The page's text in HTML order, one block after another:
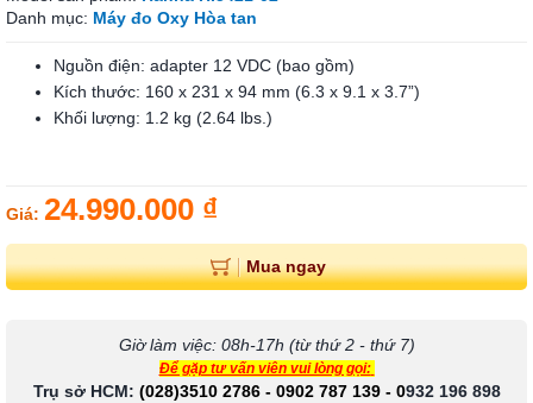
Danh mục: Máy đo Oxy Hòa tan
Nguồn điện: adapter 12 VDC (bao gồm)
Kích thước: 160 x 231 x 94 mm (6.3 x 9.1 x 3.7”)
Khối lượng: 1.2 kg (2.64 lbs.)
Giá: 24.990.000 ₫
Mua ngay
Giờ làm việc: 08h-17h (từ thứ 2 - thứ 7)
Để gặp tư vấn viên vui lòng gọi:
Trụ sở HCM: (028)3510 2786 - 0902 787 139- 0932 196 898